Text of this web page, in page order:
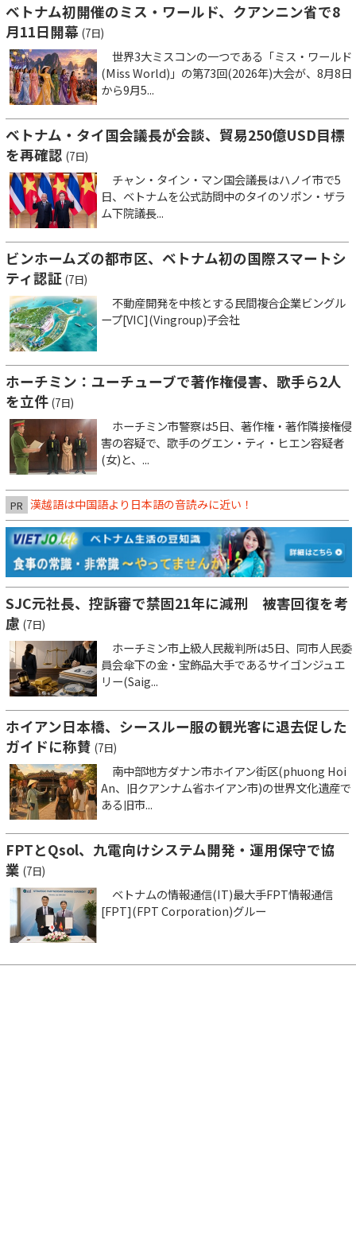
ベトナム初開催のミス・ワールド、クアンニン省で8
月11日開幕 (7日)
世界3大ミスコンの一つである「ミス・ワールド
(Miss World)」の第73回(2026年)大会が、8月8日
から9月5...
ベトナム・タイ国会議長が会談、貿易250億USD目標
を再確認 (7日)
チャン・タイン・マン国会議長はハノイ市で5
日、ベトナムを公式訪問中のタイのソポン・ザラ
ム下院議長...
ビンホームズの都市区、ベトナム初の国際スマートシ
ティ認証 (7日)
不動産開発を中核とする民間複合企業ビングル
ープ[VIC](Vingroup)子会社
ホーチミン：ユーチューブで著作権侵害、歌手ら2人
を立件 (7日)
ホーチミン市警察は5日、著作権・著作隣接権侵
害の容疑で、歌手のグエン・ティ・ヒエン容疑者
(女)と、...
PR 漢越語は中国語より日本語の音読みに近い！
SJC元社長、控訴審で禁固21年に減刑 被害回復を考
慮 (7日)
ホーチミン市上級人民裁判所は5日、同市人民委
員会傘下の金・宝飾品大手であるサイゴンジュエ
リー(Saig...
ホイアン日本橋、シースルー服の観光客に退去促した
ガイドに称賛 (7日)
南中部地方ダナン市ホイアン街区(phuong Hoi
An、旧クアンナム省ホイアン市)の世界文化遺産で
ある旧市...
FPTとQsol、九電向けシステム開発・運用保守で協
業 (7日)
ベトナムの情報通信(IT)最大手FPT情報通信
[FPT](FPT Corporation)グルー